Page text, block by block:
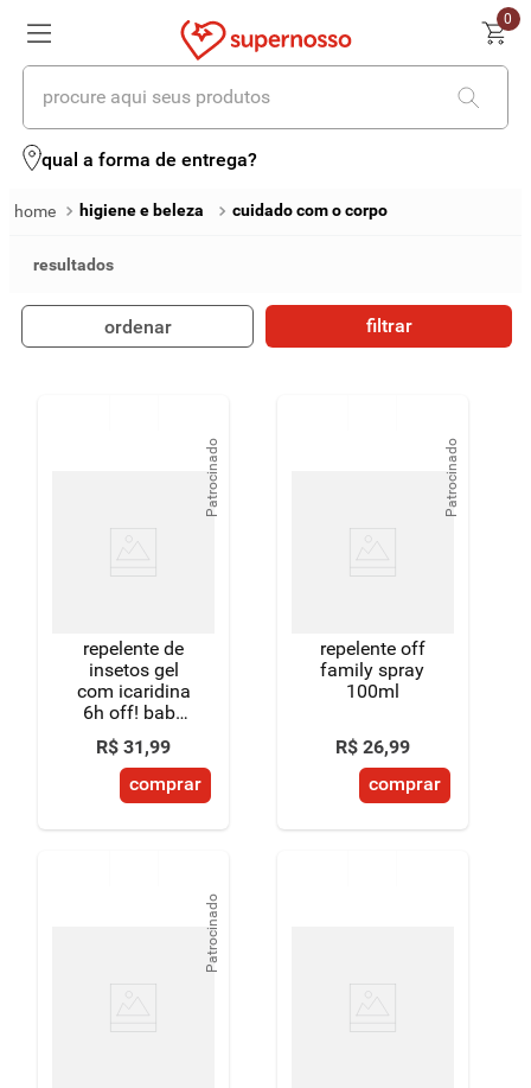
0
procure aqui seus produtos
qual a forma de entrega?
higiene e beleza cuidado com o corpo
ordenar filtrar
Patrocinado
repelente de
insetos gel
com icaridina
6h off! baby
caixa 117g
R$ 31,99
comprar
Patrocinado
repelente off
family spray
100ml
R$ 26,99
comprar
Patrocinado
termos mais buscados
4º iogurte
chocolate